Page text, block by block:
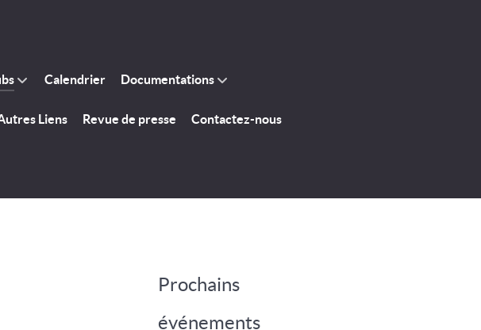
Calendrier Documentations
Liens Revue de presse Contactez-nous
Prochains
événements